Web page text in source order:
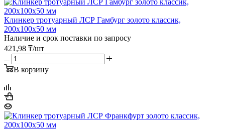
Клинкер тротуарный ЛСР Гамбург золото классик,
200х100х50 мм
Наличие и срок поставки по запросу
421,98 ₸/шт
В корзину